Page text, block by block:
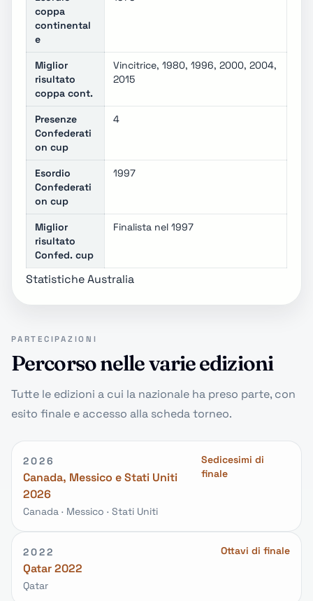
coppa
continental
e
Miglior
risultato
coppa cont.
Vincitrice, 1980, 1996, 2000, 2004,
2015
Presenze
Confederati
on cup
4
Esordio
Confederati
on cup
1997
Miglior
risultato
Confed. cup
Finalista nel 1997
Statistiche Australia
PARTECIPAZIONI
Percorso nelle varie edizioni
Tutte le edizioni a cui la nazionale ha preso parte, con
esito finale e accesso alla scheda torneo.
2026
Canada, Messico e Stati Uniti
2026
Canada · Messico · Stati Uniti
Sedicesimi di
finale
2022
Qatar 2022
Qatar
Ottavi di finale